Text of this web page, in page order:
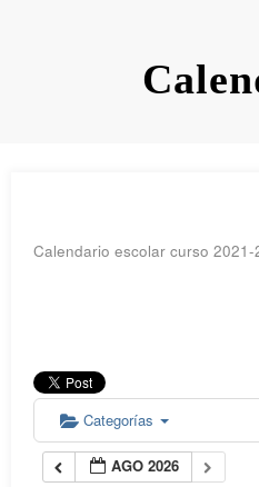
Calendario escolar curso 2021-
Categorías
AGO 2026